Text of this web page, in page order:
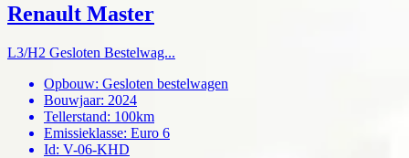
Renault Master
L3/H2 Gesloten Bestelwag...
Opbouw: Gesloten bestelwagen
Bouwjaar: 2024
Tellerstand: 100km
Emissieklasse: Euro 6
Id: V-06-KHD